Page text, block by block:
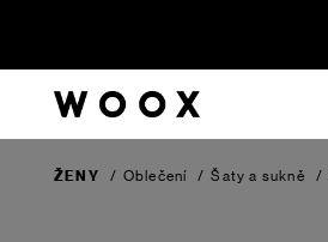
ŽENY / Oblečení / Šaty a sukně /